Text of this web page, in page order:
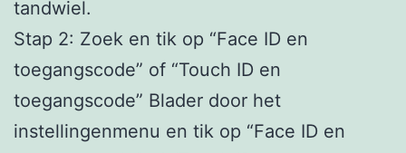
tandwiel.
Stap 2: Zoek en tik op “Face ID en
toegangscode” of “Touch ID en
toegangscode” Blader door het
instellingenmenu en tik op “Face ID en